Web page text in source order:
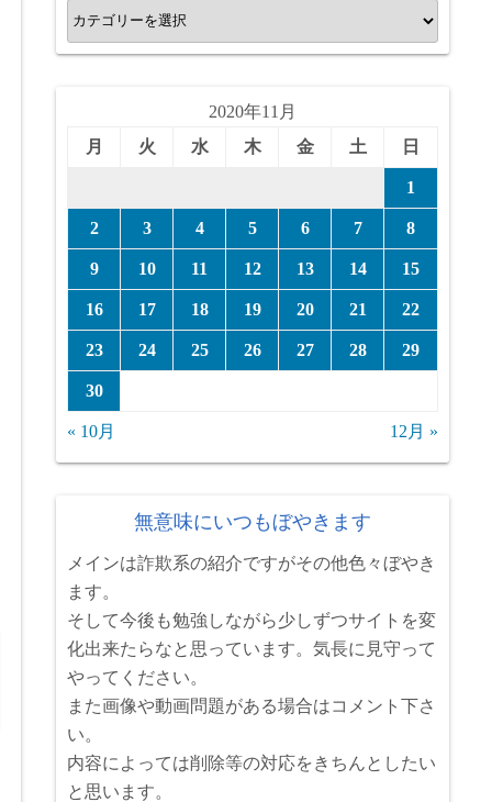
カ
テ
2020年11月
月
火 水 木 金 土 日
1
2 3 4 5 6 7 8
9 10 11 12 13 14 15
16 17 18 19 20 21 22
23 24 25 26 27 28 29
30
« 10月 12月 »
無意味にいつもぼやきます
メインは詐欺系の紹介ですがその他色々ぼやき
ます。
そして今後も勉強しながら少しずつサイトを変
化出来たらなと思っています。気長に見守って
やってください。
また画像や動画問題がある場合はコメント下さ
い。
内容によっては削除等の対応をきちんとしたい
と思います。